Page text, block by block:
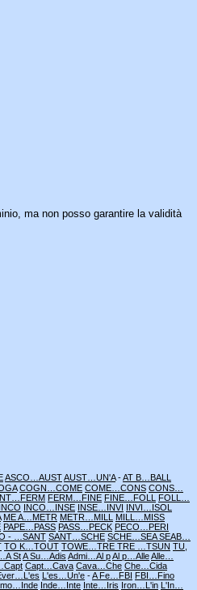
ma non posso garantire la validità
ASCO…AUSTAUST…UN'A-AT B…BALL
COGN…COME COME…CONS CONS…
FERM…FINE FINE…FOLL FOLL…
INCO…INSE INSE…INVI INVI…ISOL
ME A…METR METR…MILL MILL…MISS
PAPE…PASS PASS…PECK PECO…PERI
- …SANT SANT…SCHE SCHE…SEASEAB…
TO K…TOUT TOWE…TRE TRE …TSUN TU,
StA Su…Adis Admi…Al pAl p…AlleAlle…
Capt…Cava Cava…Che Che…Cida
L'es…Un'e -A Fe…FBI FBI…Fino
Inde…Inte Inte…Iris Iron…L'in L'In…